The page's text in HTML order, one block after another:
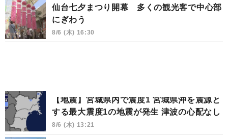
仙台七夕まつり開幕 多くの観光客で中心部
にぎわう
8/6 (木) 16:30
【地震】宮城県内で震度1 宮城県沖を震源と
する最大震度1の地震が発生 津波の心配なし
8/6 (木) 13:21